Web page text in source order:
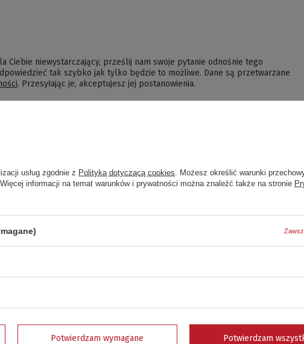
Ciebie niewystarczający, prześlij nam swoje pytanie odnośnie tego
tak szybko jak tylko będzie to możliwe. Dane są przetwarzane
. Przesyłając je, akceptujesz jej postanowienia.
Opinia potwierdzona zakupem
usług zgodnie z Polityką dotyczącą cookies . Możesz określić warunki
informacji na temat warunków i prywatności można znaleźć także na stronie
Potwierdzam wymagane Potwierdzam